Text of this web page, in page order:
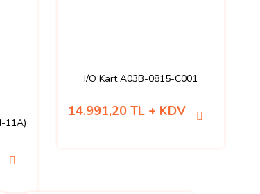
11A)
I/O Kart A03B-0815-C001
14.991,20 TL + KDV